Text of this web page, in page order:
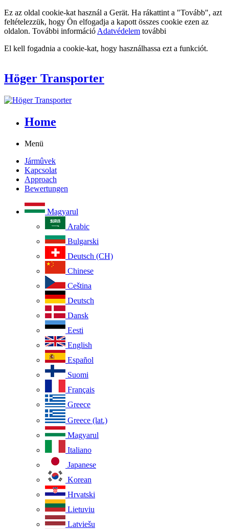
Ez az oldal cookie-kat használ a Gerät. Ha rákattint a "Tovább", azt
feltételezzük, hogy Ön elfogadja a kapott összes cookie ezen az
oldalon. További információ Adatvédelem további
El kell fogadnia a cookie-kat, hogy használhassa ezt a funkciót.
Höger Transporter
Home
Menü
Jármûvek
Kapcsolat
Approach
Bewertungen
Magyarul
Arabic
Bulgarski
Deutsch (CH)
Chinese
Ceština
Deutsch
Dansk
Eesti
English
Español
Suomi
Français
Greece
Greece (lat.)
Magyarul
Italiano
Japanese
Korean
Hrvatski
Lietuviu
Latviešu